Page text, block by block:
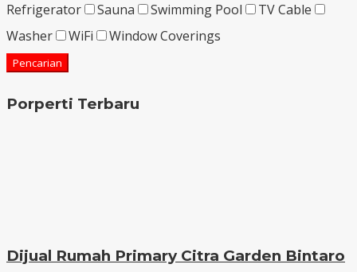
Refrigerator
Sauna Swimming Pool
TV Cable
Washer
WiFi Window Coverings
Pencarian
Porperti Terbaru
Dijual Rumah Primary Citra Garden Bintaro